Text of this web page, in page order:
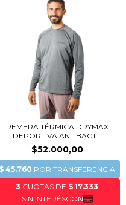
REMERA TÉRMICA DRYMAX
DEPORTIVA ANTIBACT...
$52.000,00